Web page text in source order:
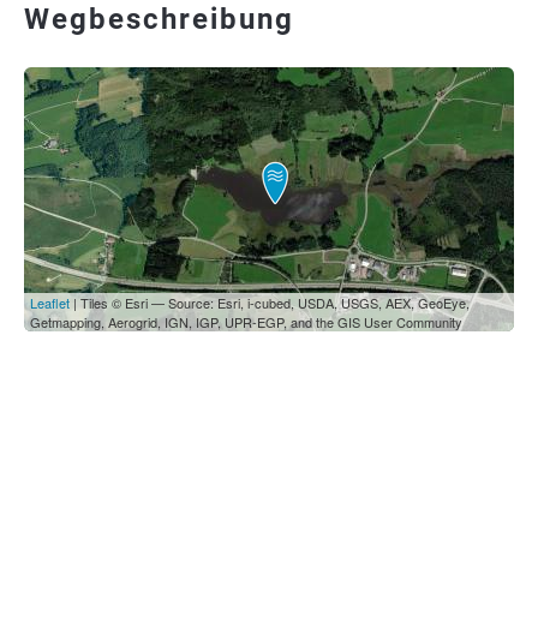
Wegbeschreibung
Leaflet | Tiles © Esri — Source: Esri, i-cubed, USDA, USGS, AEX, GeoEye,
Getmapping, Aerogrid, IGN, IGP, UPR-EGP, and the GIS User Community